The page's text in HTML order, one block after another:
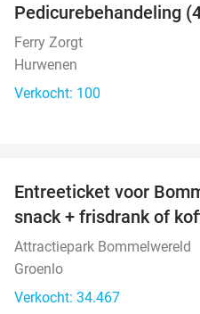
OUT
Pedicurebehandeling
Ferry Zorgt
Hurwenen
Verkocht: 100
Entreeticket voor
snack + frisdrank of
Attractiepark Bommelwereld
Groenlo
Verkocht: 34.467